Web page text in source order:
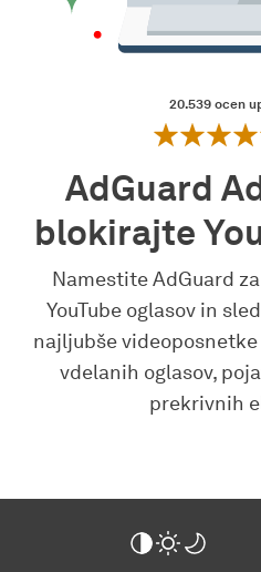
20.539 ocen
AdGuard
blokirajte
Namestite AdGuard
YouTube oglasov in
najljubše
vdelanih oglasov,
prekrivnih